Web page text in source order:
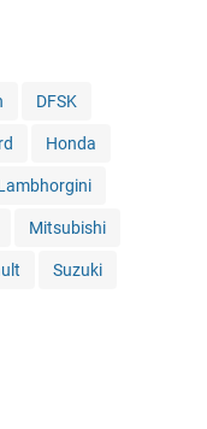
DFSK
Honda
Mitsubishi
Suzuki